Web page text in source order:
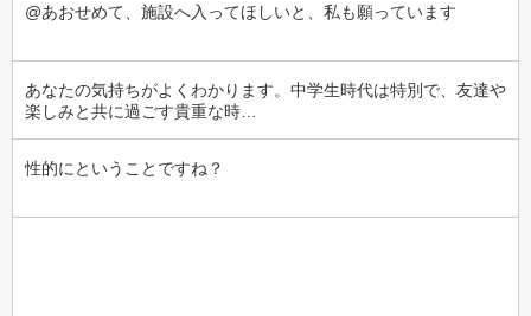
@あおせめて、施設へ入ってほしいと、私も願っています
あなたの気持ちがよくわかります。中学生時代は特別で、友達や
楽しみと共に過ごす貴重な時…
性的にということですね？